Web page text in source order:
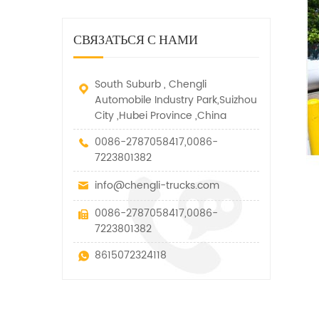
транспортные средства.
специальных транспортных
средств, которые допускаются
параметров этого вида
вытягивание и подъем тяги.
СВЯЗАТЬСЯ С НАМИ
South Suburb , Chengli
Automobile Industry Park,Suizhou
City ,Hubei Province ,China
0086-2787058417,0086-
7223801382
info@chengli-trucks.com
0086-2787058417,0086-
7223801382
8615072324118